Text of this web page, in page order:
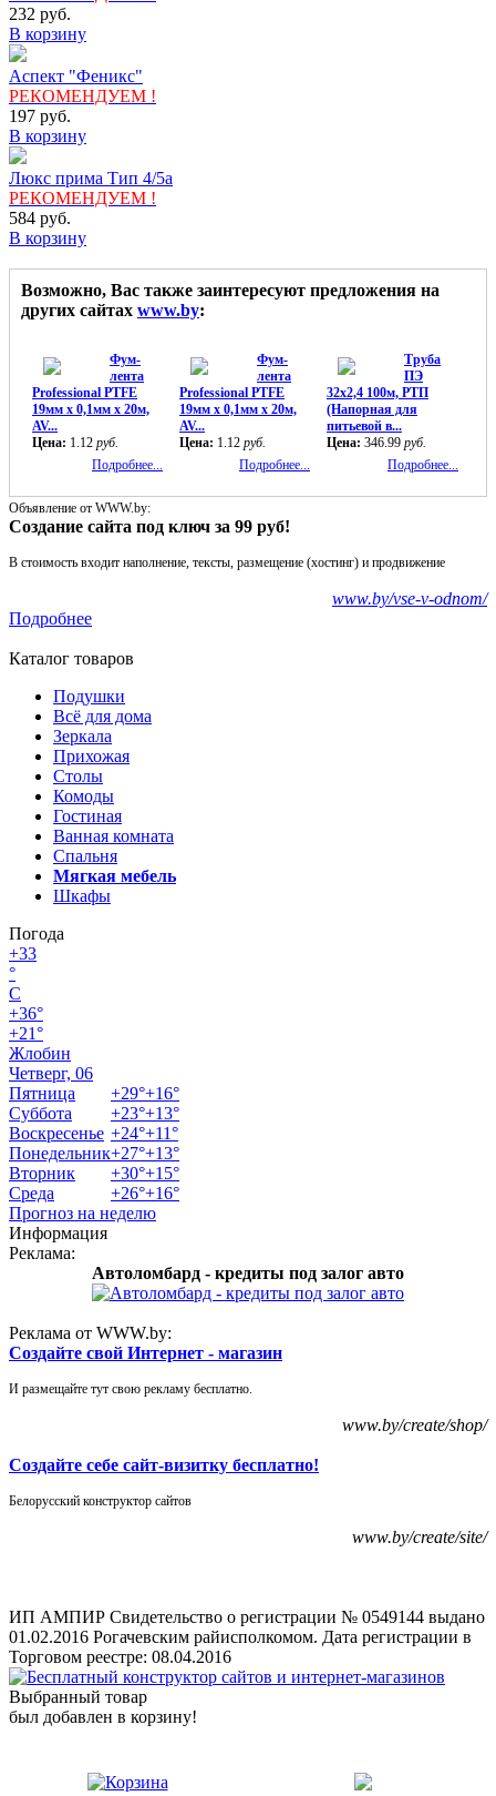
232 руб.
В корзину
Аспект "Феникс"
РЕКОМЕНДУЕМ !
197 руб.
В корзину
Люкс прима Тип 4/5а
РЕКОМЕНДУЕМ !
584 руб.
В корзину
Возможно, Вас также заинтересуют предложения на
других сайтах www.by:
Фум-
лента
Professional PTFE
19мм х 0,1мм х 20м,
AV...
Цена: 1.12 руб.
Подробнее...
Фум-
лента
Professional PTFE
19мм х 0,1мм х 20м,
AV...
Цена: 1.12 руб.
Подробнее...
Труба
ПЭ
32х2,4 100м, РТП
(Напорная для
питьевой в...
Цена: 346.99 руб.
Подробнее...
Объявление от WWW.by:
Создание сайта под ключ за 99 руб!
В стоимость входит наполнение, тексты, размещение (хостинг) и продвижение
www.by/vse-v-odnom/
Подробнее
Каталог товаров
Подушки
Всё для дома
Зеркала
Прихожая
Столы
Комоды
Гостиная
Ванная комната
Спальня
Мягкая мебель
Шкафы
Погода
+33
°
C
+36°
+21°
Жлобин
Четверг, 06
Пятница
+29°+16°
Суббота
+23°+13°
Воскресенье +24°+11°
Понедельник+27°+13°
Вторник
+30°+15°
Среда
+26°+16°
Прогноз на неделю
Информация
Реклама:
Автоломбард - кредиты под залог авто
Реклама от WWW.by:
Создайте свой Интернет - магазин
И размещайте тут свою рекламу бесплатно.
www.by/create/shop/
Создайте себе сайт-визитку бесплатно!
Белорусский конструктор сайтов
www.by/create/site/
ИП АМПИР Свидетельство о регистрации № 0549144 выдано
01.02.2016 Рогачевским райисполкомом. Дата регистрации в
Торговом реестре: 08.04.2016
Выбранный товар
был добавлен в корзину!